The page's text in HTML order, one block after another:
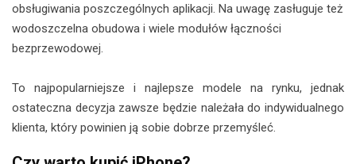
obsługiwania poszczególnych aplikacji. Na uwagę zasługuje też
wodoszczelna obudowa i wiele modułów łączności
bezprzewodowej.
To najpopularniejsze i najlepsze modele na rynku, jednak
ostateczna decyzja zawsze będzie należała do indywidualnego
klienta, który powinien ją sobie dobrze przemyśleć.